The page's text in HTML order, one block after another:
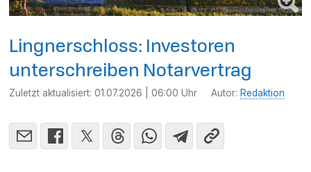
Lingnerschloss: Investoren
unterschreiben Notarvertrag
Zuletzt aktualisiert:01.07.2026 | 06:00 Uhr Autor: Redaktion